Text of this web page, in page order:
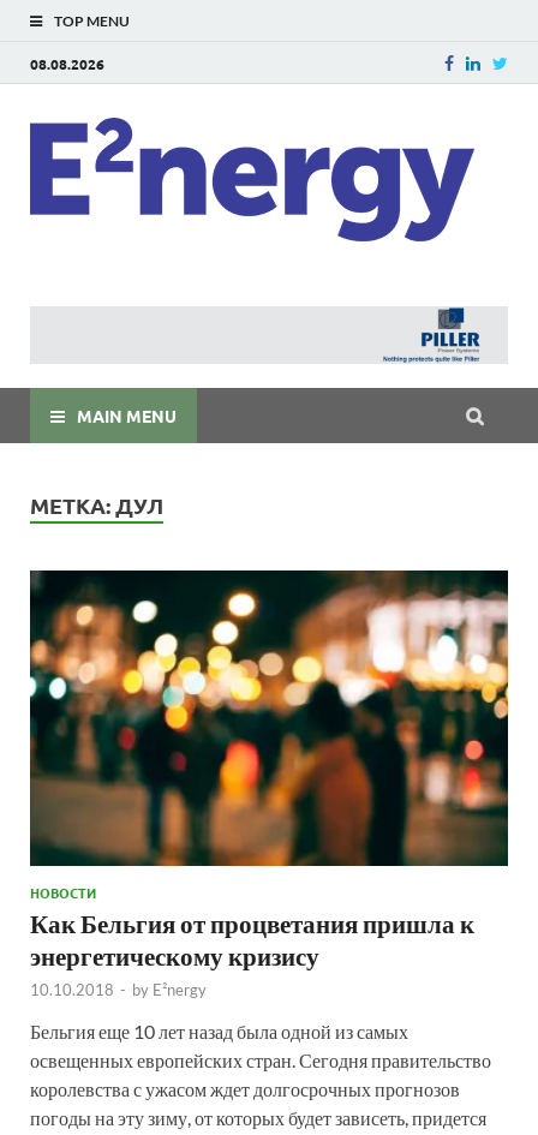
TOP MENU
08.08.2026
MAIN MENU
МЕТКА:ДУЛ
НОВОСТИ
Как Бельгия от процветания пришла к
энергетическому кризису
10.10.2018 - by E²nergy
Бельгия еще 10 лет назад была одной из самых
освещенных европейских стран. Сегодня правительство
королевства с ужасом ждет долгосрочных прогнозов
погоды на эту зиму, от которых будет зависеть, придется